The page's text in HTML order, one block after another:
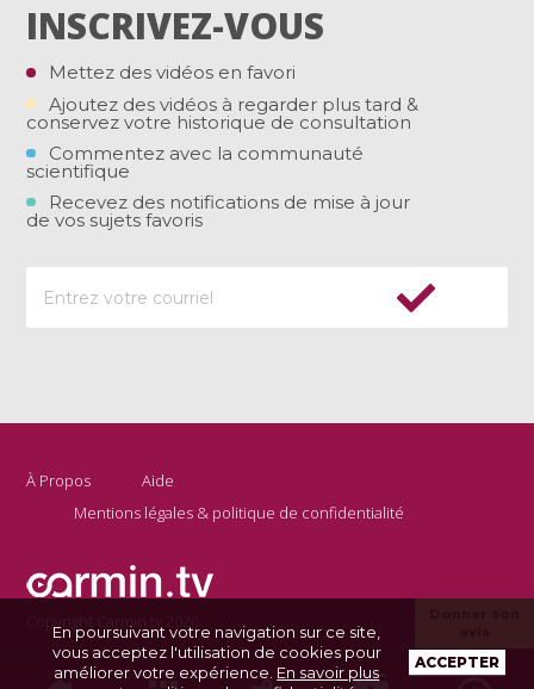
INSCRIVEZ-VOUS
Mettez des vidéos en favori
Ajoutez des vidéos à regarder plus tard &
conservez votre historique de consultation
Commentez avec la communauté
scientifique
Recevez des notifications de mise à jour
de vos sujets favoris
À Propos
Aide
Mentions légales & politique de confidentialité
Copyright Carmin.tv 2026
En poursuivant votre navigation sur ce site,
vous acceptez l'utilisation de cookies pour
améliorer votre expérience. En savoir plus
ACCEPTER